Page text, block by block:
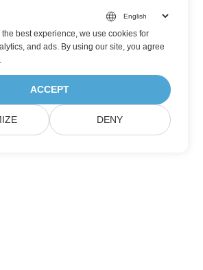
best experience, we use cookies for
and ads. By using our site, you agree
.
ACCEPT
DENY